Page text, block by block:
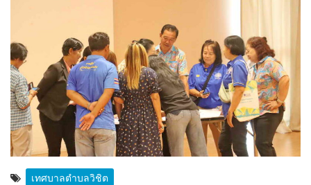
เทศบาลตำบลวิชิต